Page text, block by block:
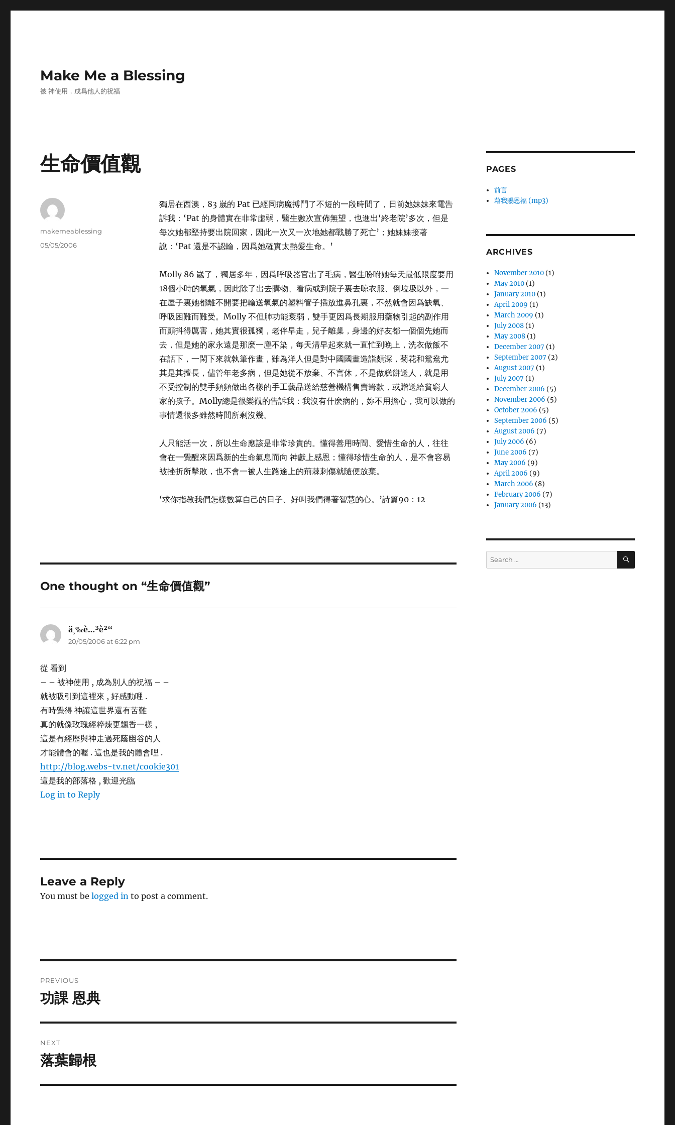
Make Me a Blessing
被 神使用，成爲他人的祝福
生命價值觀
獨居在西澳，83 嵗的 Pat 已經同病魔搏鬥了不短的一段時間了，日前她妹妹來電告
訴我：‘Pat 的身體實在非常虛弱，醫生數次宣佈無望，也進出‘終老院’多次，但是
每次她都堅持要出院回家，因此一次又一次地她都戰勝了死亡’；她妹妹接著
說：‘Pat 還是不認輸，因爲她確實太熱愛生命。’
Molly 86 嵗了，獨居多年，因爲呼吸器官出了毛病，醫生吩咐她每天最低限度要用
18個小時的氧氣，因此除了出去購物、看病或到院子裏去晾衣服、倒垃圾以外，一
在屋子裏她都離不開要把輸送氧氣的塑料管子插放進鼻孔裏，不然就會因爲缺氧、
呼吸困難而難受。Molly 不但肺功能衰弱，雙手更因爲長期服用藥物引起的副作用
而顫抖得厲害，她其實很孤獨，老伴早走，兒子離巢，身邊的好友都一個個先她而
去，但是她的家永遠是那麽一塵不染，每天清早起來就一直忙到晚上，洗衣做飯不
在話下，一閑下來就執筆作畫，雖為洋人但是對中國國畫造詣頗深，菊花和鴛鴦尤
其是其擅長，儘管年老多病，但是她從不放棄、不言休，不是做糕餅送人，就是用
不受控制的雙手頻頻做出各樣的手工藝品送給慈善機構售賣籌款，或贈送給貧窮人
家的孩子。Molly總是很樂觀的告訴我：我沒有什麽病的，妳不用擔心，我可以做的
事情還很多雖然時間所剩沒幾。
人只能活一次，所以生命應該是非常珍貴的。懂得善用時間、愛惜生命的人，往往
會在一覺醒來因爲新的生命氣息而向 神獻上感恩；懂得珍惜生命的人，是不會容易
被挫折所擊敗，也不會一被人生路途上的荊棘刺傷就隨便放棄。
‘求你指教我們怎樣數算自己的日子、好叫我們得著智慧的心。’詩篇90：12
Author
makemeablessing
Posted
05/05/2006
One thought on “生命價值觀”
ä¸‰è…³è²“
20/05/2006 at 6:22 pm
從 看到
– – 被神使用 , 成為別人的祝福 – –
就被吸引到這裡來 , 好感動哩 .
有時覺得 神讓這世界還有苦難
真的就像玫瑰經粹煉更飄香一樣 ,
這是有經歷與神走過死蔭幽谷的人
才能體會的喔 . 這也是我的體會哩 .
http://blog.webs-tv.net/cookie301
這是我的部落格 , 歡迎光臨
Log in to Reply
Leave a Reply
You must belogged in to post a comment.
navigation
PREVIOUS
Previous
功課 恩典
NEXT
Next
落葉歸根
PAGES
前言
藉我賜恩福 (mp3)
ARCHIVES
November 2010 (1)
May 2010 (1)
January 2010 (1)
April 2009 (1)
March 2009 (1)
July 2008 (1)
May 2008 (1)
December 2007 (1)
September 2007 (2)
August 2007 (1)
July 2007 (1)
December 2006 (5)
November 2006 (5)
October 2006 (5)
September 2006 (5)
August 2006 (7)
July 2006 (6)
June 2006 (7)
May 2006 (9)
April 2006 (9)
March 2006 (8)
February 2006 (7)
January 2006 (13)
Search
for:
SEARCH